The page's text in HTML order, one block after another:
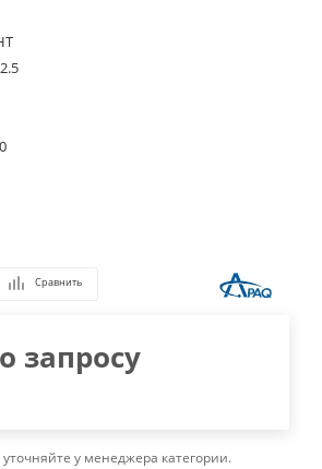
2.5
Сравнить
запросу
у менеджера категории.